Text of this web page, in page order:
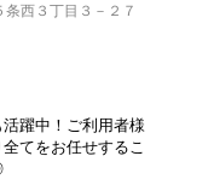
西３丁目３－２７
躍中！ご利用者様
てをお任せするこ